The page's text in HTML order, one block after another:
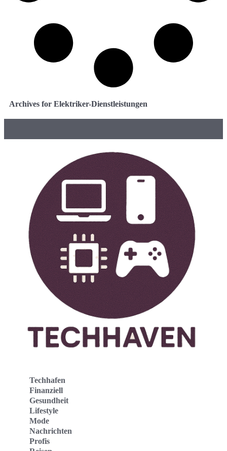
Archives for Elektriker-Dienstleistungen
Techhafen
Finanziell
Gesundheit
Lifestyle
Mode
Nachrichten
Profis